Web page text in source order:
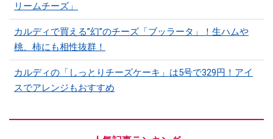
リームチーズ」
カルディで買える”幻”のチーズ「ブッラータ」！生ハムや
桃、柿にも相性抜群！
カルディの「しっとりチーズケーキ」は5号で329円！アイ
スでアレンジもおすすめ